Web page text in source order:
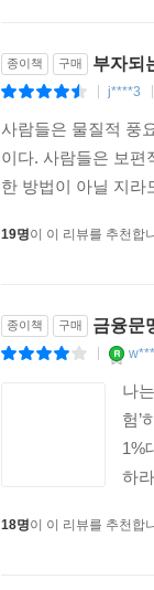
종이책 구매 부자되
j****3
사람들은 물질적 풍
이다. 사람들은 보편
한 방법이 아닐 지
19명이 이 리뷰를 추천합
종이책 구매 금융문
나
험’
1%
하
18명이 이 리뷰를 추천합